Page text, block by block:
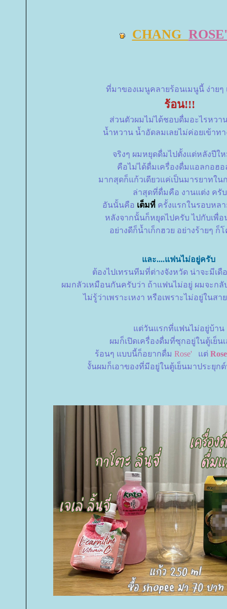
CHANG
ที่มาของเมนูคลายร้อนเมนูนี้ ง่ายๆ
ร้อน!!!
ส่วนตัวผมไม่ได้ชอบดื่มอะไรหวา
น้ำหวาน น้ำอัดลมเลยไม่ค่อยเข้าทา
จริงๆ ผมหยุดดื่มไปตั้งแต่หลังปีใ
คือไม่ได้ดื่มเครื่องดื่มแอลกอฮ
มากสุดก็แก้วเดียวแค่เป็นมารยาทใน
ล่าสุดที่ดื่มคือ งานแต่ง ครับ
อันนั้นคือ เต็มที่ครั้งแรกในรอบหลา
หลังจากนั้นก็หยุดไปครับ ไปกับเพื่
อย่างดีก็น้ำเก็กฮวย อย่างร้ายๆ ก็
ละ....แฟนไม่อยู่ครับ
ต้องไปเทรนทีมที่ต่างจังหวัด น่าจะมีเดื
ผมกลัวเหมือนกันครับว่า ถ้าแฟนไม่อยู่ ผมจะก
ไม่รู้ว่าเพราะเหงา หรือเพราะไม่อยู่ในสา
ต่วันแรกที่แฟนไม่อยู่บ้าน
ผมก็เปิดเครื่องดื่มที่ซุกอยู่ในตู้เย็น
ร้อนๆ แบบนี้ก็อยากดื่ม Rose' ต่
งั้นผมก็เอาของที่มีอยู่ในตู้เย็นมาประยุก